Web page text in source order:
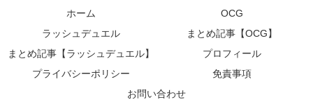
ホーム
OCG
ラッシュデュエル
まとめ記事【OCG】
まとめ記事【ラッシュデュエル】
プロフィール
プライバシーポリシー
免責事項
お問い合わせ